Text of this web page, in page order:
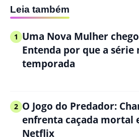
Leia também
1 Uma Nova Mulher
Entenda por que a série
temporada
2 O Jogo do Predador:
enfrenta caçada mortal
Netflix